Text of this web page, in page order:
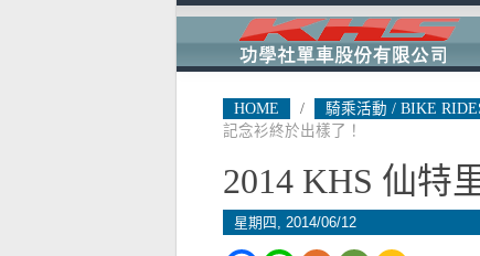
HOME / 騎乘活動 / BIKE
記念衫終於出樣了！
2014 KHS 仙特
星期四, 2014/06/12